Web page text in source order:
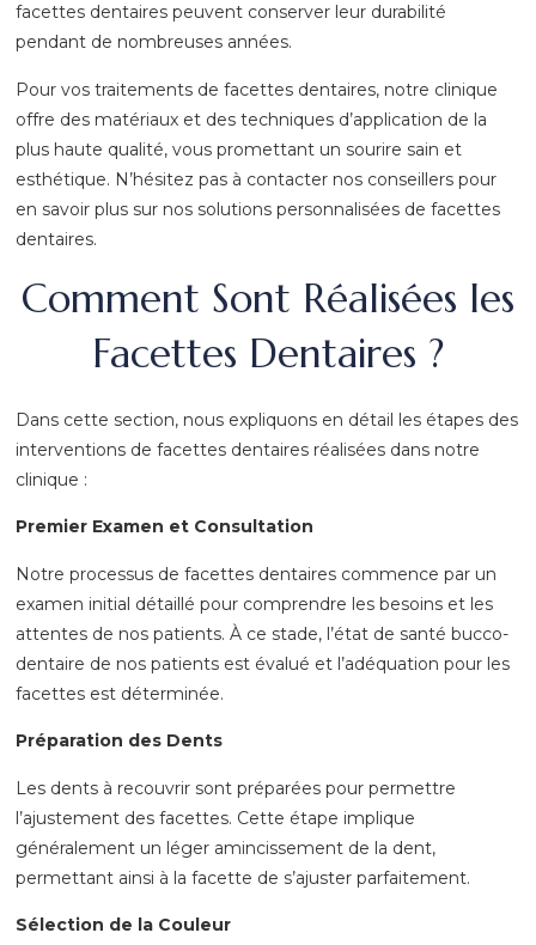
facettes dentaires peuvent conserver leur durabilité
pendant de nombreuses années.
Pour vos traitements de facettes dentaires, notre clinique
offre des matériaux et des techniques d’application de la
plus haute qualité, vous promettant un sourire sain et
esthétique. N’hésitez pas à contacter nos conseillers pour
en savoir plus sur nos solutions personnalisées de facettes
dentaires.
Comment Sont Réalisées les
Facettes Dentaires ?
Dans cette section, nous expliquons en détail les étapes des
interventions de facettes dentaires réalisées dans notre
clinique :
Premier Examen et Consultation
Notre processus de facettes dentaires commence par un
examen initial détaillé pour comprendre les besoins et les
attentes de nos patients. À ce stade, l’état de santé bucco-
dentaire de nos patients est évalué et l’adéquation pour les
facettes est déterminée.
Préparation des Dents
Les dents à recouvrir sont préparées pour permettre
l’ajustement des facettes. Cette étape implique
généralement un léger amincissement de la dent,
permettant ainsi à la facette de s’ajuster parfaitement.
Sélection de la Couleur